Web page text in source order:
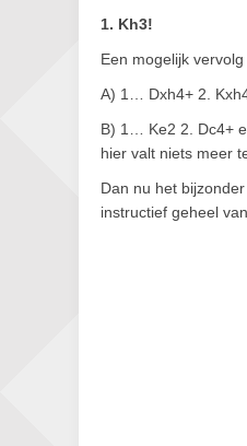
1. Kh3!
Een mogelijk
A) 1… Dxh4+ 2.
B) 1… Ke2 2. Dc4+
hier valt niets meer
Dan nu het
instructief geheel